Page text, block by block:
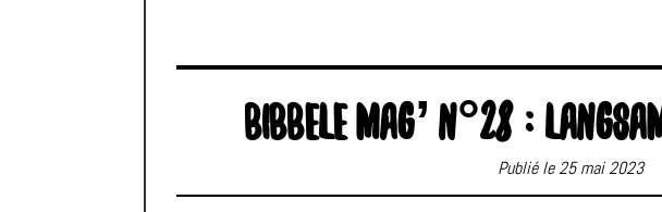
BIBBELE MAG’ N°28 :
Publié le 25 mai 2023